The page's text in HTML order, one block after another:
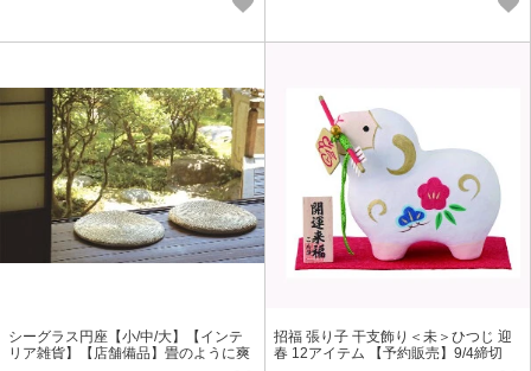
シーグラス円座【小/中/大】【インテ
リア雑貨】【店舗備品】畳のように爽
招福 張り子 干支飾り＜未＞ひつじ 迎
春 12アイテム 【予約販売】9/4締切